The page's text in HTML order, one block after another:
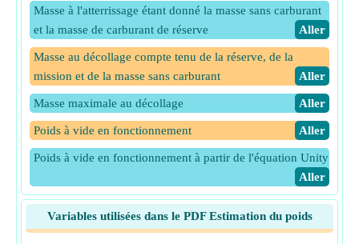
Masse à l'atterrissage étant donné la masse sans carburant
et la masse de carburant de réserve
​Aller
Masse au décollage compte tenu de la réserve, de la
mission et de la masse sans carburant
​Aller
Masse maximale au décollage ​Aller
Poids à vide en fonctionnement ​Aller
Poids à vide en fonctionnement à partir de l'équation Unity
​Aller
Poids à vide en fonctionnement en considérant un poids
sans carburant
​Aller
Variables utilisées dans le PDF Estimation du poids